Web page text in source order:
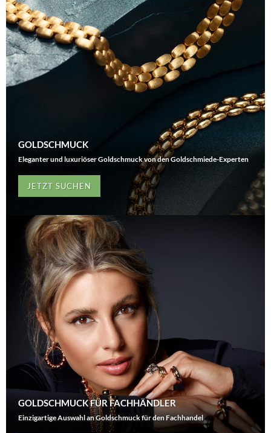
GOLDSCHMUCK
Eleganter und luxuriöser Goldschmuck von den Goldschmiede-Experten
JETZT SUCHEN
GOLDSCHMUCK FÜR FACHHÄNDLER
Einzigartige Auswahl an Goldschmuck für den Fachhandel